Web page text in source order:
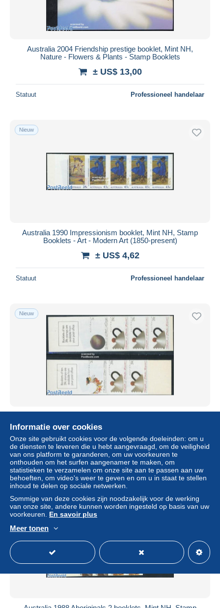
Australia 2004 Friendship prestige booklet, Mint NH,
Nature - Flowers & Plants - Stamp Booklets
± US$ 13,00
Statuut Professioneel handelaar
Nieuw
Australia 1990 Impressionism booklet, Mint NH, Stamp
Booklets - Art - Modern Art (1850-present)
± US$ 4,62
Statuut Professioneel handelaar
Nieuw
Stamp Booklets - Art - Art & Antique Objects - Industrial
Design
± US$ 9,25
Statuut Professioneel handelaar
Nieuw
Informatie over cookies
Onze site gebruikt cookies voor de volgende doeleinden: om u
de diensten te leveren die u hebt aangevraagd, om de veiligheid
van ons platform te garanderen, om uw voorkeuren te
onthouden om het surfen aangenamer te maken, om
statistieken te verzamelen om onze site aan te passen aan uw
behoeften, om video's weer te geven en om u in staat te stellen
inhoud te delen op sociale netwerken.
Sommige van deze cookies zijn noodzakelijk voor de werking
van onze site, andere kunnen worden ingesteld op basis van uw
voorkeuren. En savoir plus
Meer tonen